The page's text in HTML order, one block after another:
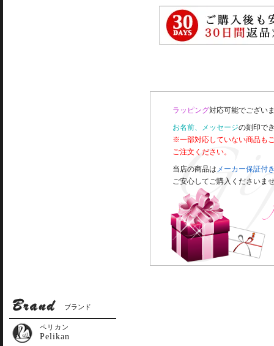
ラッピング対応可能でござい
お名前、メッセージの刻印で
※一部対応していない商品も
ご注文ください。
当店の商品は メーカー保証付
ご安心してご購入くださいま
ブランド
ペリカン
Pelikan